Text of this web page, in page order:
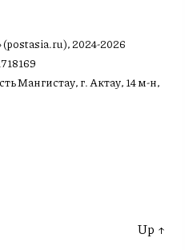
2024-2026
Мангистау, г. Актау, 14 м-н,
Up ↑